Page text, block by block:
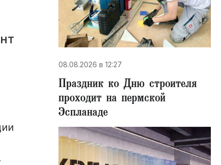
08.08.2026 в 12:27
Праздник ко Дню строителя
проходит на пермской
Эспланаде